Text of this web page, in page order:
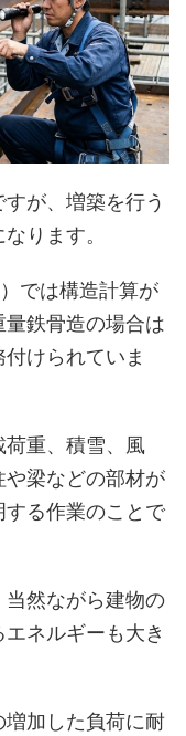
が、増築を行う
ります。
では構造計算が
鉄骨造の場合は
けられていま
重、積雪、風
梁などの部材が
る作業のことで
然ながら建物の
ネルギーも大き
加した負荷に耐